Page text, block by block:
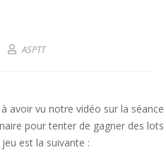
ASPTT
avoir vu notre vidéo sur la
pour tenter de gagner des
est la suivante :